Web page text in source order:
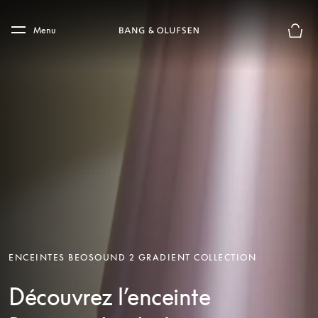
Skip to main footer
Menu
ENCEINTES BEOSOUND 2 GRADIENT COLLECTION
Découvrez l’enceinte